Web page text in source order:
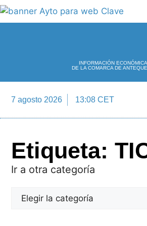
INFORMACIÓN ECONÓMICA
DE LA COMARCA DE
7 agosto 2026 13:08 CET
Etiqueta:
Ir a otra categoría